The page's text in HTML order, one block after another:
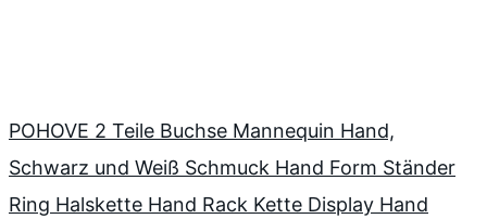
POHOVE 2 Teile Buchse Mannequin Hand,
Schwarz und Weiß Schmuck Hand Form Ständer
Ring Halskette Hand Rack Kette Display Hand